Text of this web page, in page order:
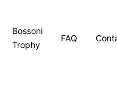
Bossoni
Trophy
FAQ